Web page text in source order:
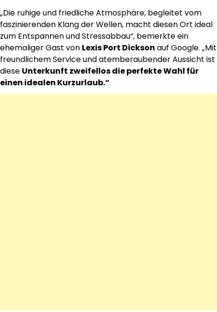
„Die ruhige und friedliche Atmosphäre, begleitet vom
faszinierenden Klang der Wellen, macht diesen Ort ideal
zum Entspannen und Stressabbau“, bemerkte ein
ehemaliger Gast von Lexis Port Dickson auf Google. „Mit
freundlichem Service und atemberaubender Aussicht ist
diese Unterkunft zweifellos die perfekte Wahl für
einen idealen Kurzurlaub.“